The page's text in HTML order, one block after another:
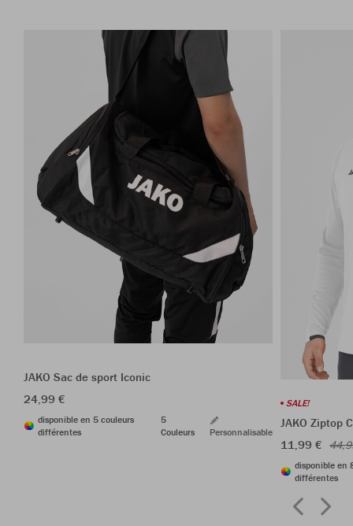
JAKO Sac de sport Iconic
24,99 €
disponible en 5 couleurs
différentes
5
Couleurs
Personnalisable
SALE!
JAKO Ziptop
11,99 €
disponible en
différentes